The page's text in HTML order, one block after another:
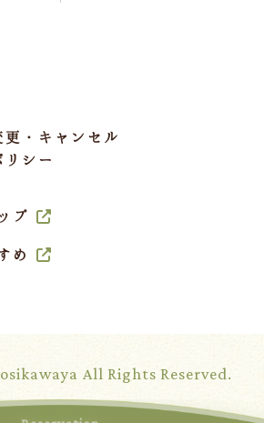
・キャンセル
シー
プ
め
All Rights Reserved.